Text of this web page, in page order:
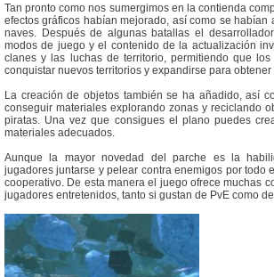
Tan pronto como nos sumergimos en la contienda
efectos gráficos habían mejorado, así como se habían
naves. Después de algunas batallas el
modos de juego y el contenido de la actualización
clanes y las luchas de territorio, permitiendo que
conquistar nuevos territorios y expandirse para
La creación de objetos también se ha añadido, así
conseguir materiales explorando zonas y reciclando
piratas. Una vez que consigues el plano puedes
materiales adecuados.
Aunque la mayor novedad del parche es la
jugadores juntarse y pelear contra enemigos por todo
cooperativo. De esta manera el juego ofrece muchas
jugadores entretenidos, tanto si gustan de PvE como de